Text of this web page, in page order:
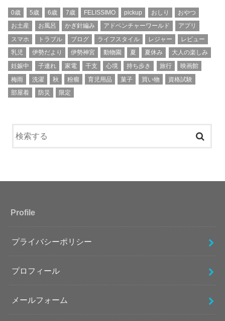
0歳 5歳 6歳 7歳 FELISSIMO pickup おしり
おやつ
お土産
お風呂 かぎ針編み アドベンチャーワールド
アプリ
スマホ
トラブル ブログ ライフスタイル レジャー
レビュー
乳児
伊勢だより 伊勢神宮 動物園 夏 夏休み
大人の楽しみ
妊娠中
子連れ 家電 干支 心境 持ち歩き 旅行
映画館
梅雨
洗濯 秋 粉瘤 育児用品 菓子 買い物
資格試験
部屋着
防災 限定
Profile
プライバシーポリシー
プロフィール
メールフォーム